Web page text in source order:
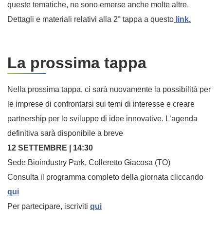
queste tematiche, ne sono emerse anche molte altre.
Dettagli e materiali relativi alla 2° tappa a questo link.
La prossima tappa
Nella prossima tappa, ci sarà nuovamente la possibilità per
le imprese di confrontarsi sui temi di interesse e creare
partnership per lo sviluppo di idee innovative. L’agenda
definitiva sarà disponibile a breve
12 SETTEMBRE | 14:30
Sede Bioindustry Park, Colleretto Giacosa (TO)
Consulta il programma completo della giornata cliccando
qui
Per partecipare, iscriviti qui